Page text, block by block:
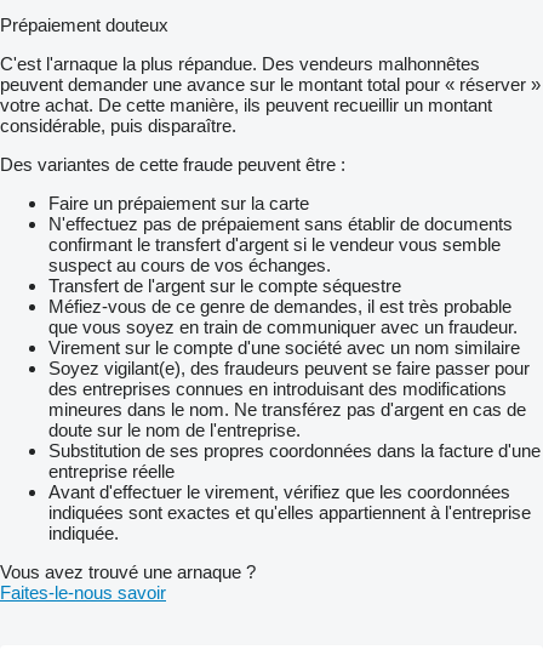
Prépaiement douteux
C'est l'arnaque la plus répandue. Des vendeurs malhonnêtes
peuvent demander une avance sur le montant total pour « réserver »
votre achat. De cette manière, ils peuvent recueillir un montant
considérable, puis disparaître.
Des variantes de cette fraude peuvent être :
Faire un prépaiement sur la carte
N'effectuez pas de prépaiement sans établir de documents
confirmant le transfert d'argent si le vendeur vous semble
suspect au cours de vos échanges.
Transfert de l'argent sur le compte séquestre
Méfiez-vous de ce genre de demandes, il est très probable
que vous soyez en train de communiquer avec un fraudeur.
Virement sur le compte d'une société avec un nom similaire
Soyez vigilant(e), des fraudeurs peuvent se faire passer pour
des entreprises connues en introduisant des modifications
mineures dans le nom. Ne transférez pas d'argent en cas de
doute sur le nom de l'entreprise.
Substitution de ses propres coordonnées dans la facture d'une
entreprise réelle
Avant d'effectuer le virement, vérifiez que les coordonnées
indiquées sont exactes et qu'elles appartiennent à l'entreprise
indiquée.
Vous avez trouvé une arnaque ?
Faites-le-nous savoir